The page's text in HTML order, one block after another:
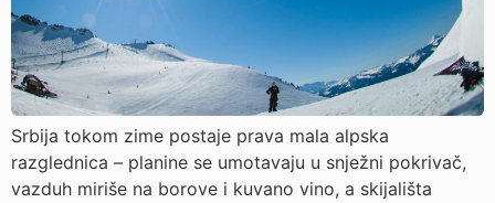
Srbija tokom zime postaje prava mala alpska
razglednica – planine se umotavaju u snježni pokrivač,
vazduh miriše na borove i kuvano vino, a skijališta